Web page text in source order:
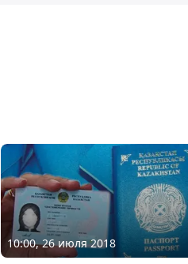
10:00, 26 июля 2018